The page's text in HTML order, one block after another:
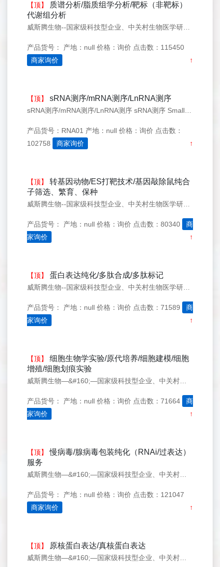
【顶】
质谱分析/脂质组学分析/靶标（非靶标）
代谢组分析
产品货号： 产地：null 价格：询价 点击数：115450
商家询价
↑
【顶】 sRNA测序/mRNA测序/LnRNA测序
产品货号：RNA01 产地：null 价格：询价 点击数：
102758
商家询价 ↑
【顶】
转基因动物/ES打靶技术/基因敲除鼠纯合
子筛选、繁育、保种
产品货号： 产地：null 价格：询价 点击数：80340
商
家询价
↑
【顶】 蛋白表达纯化/多肽合成/多肽标记
产品货号： 产地：null 价格：询价 点击数：71589
商
家询价
↑
【顶】
细胞生物学实验/原代培养/细胞建模/细胞
增殖/细胞划痕实验
产品货号： 产地：null 价格：询价 点击数：71664
商
家询价
↑
【顶】
慢病毒/腺病毒包装纯化（RNAi/过表达）
服务
产品货号： 产地：null 价格：询价 点击数：121047
商家询价
↑
【顶】 原核蛋白表达/真核蛋白表达